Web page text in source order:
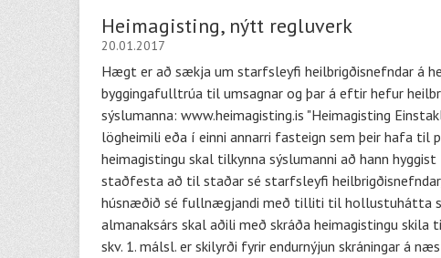
Heimagisting, nýtt regluverk
20.01.2017
Hægt er að sækja um starfsleyfi heilbrigðisnefndar á
byggingafulltrúa til umsagnar og þar á eftir hefur
sýslumanna: www.heimagisting.is "Heimagisting
lögheimili eða í einni annarri fasteign sem þeir hafa til
heimagistingu skal tilkynna sýslumanni að hann
staðfesta að til staðar sé starfsleyfi
húsnæðið sé fullnægjandi með tilliti til hollustuhátta
almanaksárs skal aðili með skráða heimagistingu
skv. 1. málsl. er skilyrði fyrir endurnýjun skráningar á